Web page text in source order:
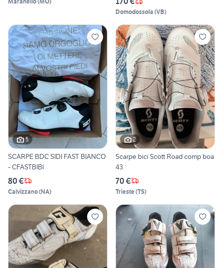
Domodossola (VB)
5
SCARPE BDC SIDI FAST BIANCO
- CFASTBIBI
80 €
Calvizzano(NA)
2
Scarpe bici Scott Road comp boa
43
70 €
Trieste(TS)